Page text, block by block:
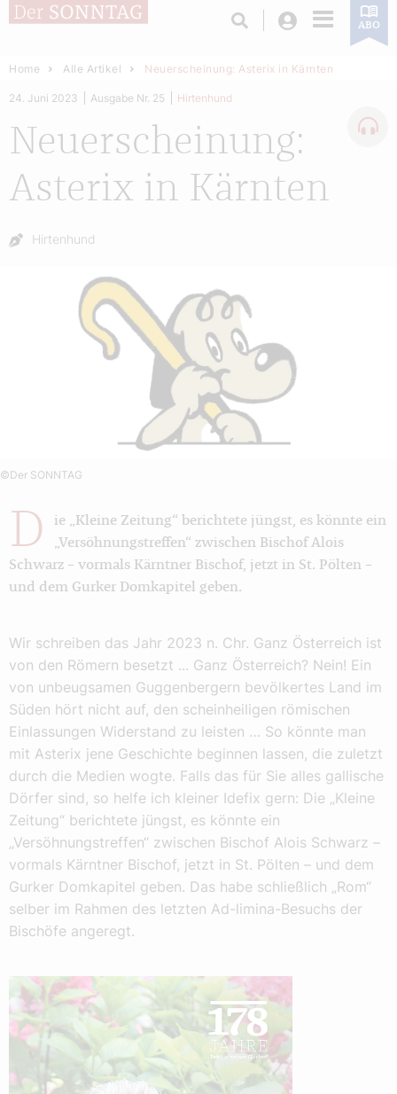
Login ABO
Home Alle Artikel Neuerscheinung: Asterix in Kärnten
Neuerscheinung:
Asterix in Kärnten
24. Juni 2023 Ausgabe Nr. 25 Hirtenhund
Autor:
Hirtenhund
©Der SONNTAG
D
ie „Kleine Zeitung“ berichtete jüngst, es könnte ein
„Versöhnungstreffen“ zwischen Bischof Alois
Schwarz – vormals Kärntner Bischof, jetzt in St. Pölten –
und dem Gurker Domkapitel geben.
Wir schreiben das Jahr 2023 n. Chr. Ganz Österreich ist
von den Römern besetzt ... Ganz Österreich? Nein! Ein
von unbeugsamen Guggenbergern bevölkertes Land im
Süden hört nicht auf, den scheinheiligen römischen
Einlassungen Widerstand zu leisten … So könnte man
mit Asterix jene Geschichte beginnen lassen, die zuletzt
durch die Medien wogte. Falls das für Sie alles gallische
Dörfer sind, so helfe ich kleiner Idefix gern: Die „Kleine
Zeitung“ berichtete jüngst, es könnte ein
„Versöhnungstreffen“ zwischen Bischof Alois Schwarz –
vormals Kärntner Bischof, jetzt in St. Pölten – und dem
Gurker Domkapitel geben. Das habe schließlich „Rom“
selber im Rahmen des letzten Ad-limina-Besuchs der
Bischöfe angeregt.